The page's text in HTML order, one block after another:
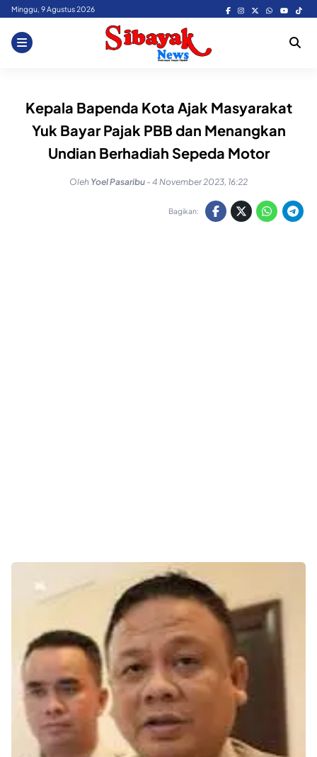
Skip
content
Minggu, 9 Agustus 2026
Kepala Bapenda Kota Ajak Masyarakat
Yuk Bayar Pajak PBB dan Menangkan
Undian Berhadiah Sepeda Motor
Oleh Yoel Pasaribu - 4 November 2023, 16:22
Bagikan: